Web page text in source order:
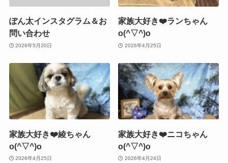
ぽん太インスタグラム＆お
問い合わせ
2026年5月20日
家族大好き❤️ランちゃん
o(^▽^)o
2026年4月25日
家族大好き❤️綾ちゃん
o(^▽^)o
2026年4月25日
家族大好き❤️ニコちゃん
o(^▽^)o
2026年4月24日